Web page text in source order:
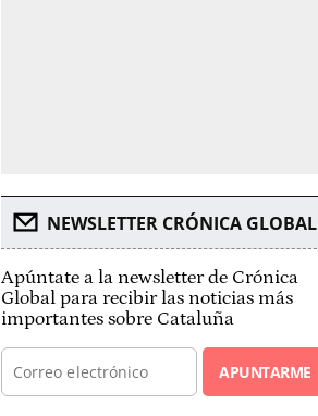
NEWSLETTER CRÓNICA GLOBAL
Apúntate a la newsletter de Crónica
Global para recibir las noticias más
importantes sobre Cataluña
APUNTARME